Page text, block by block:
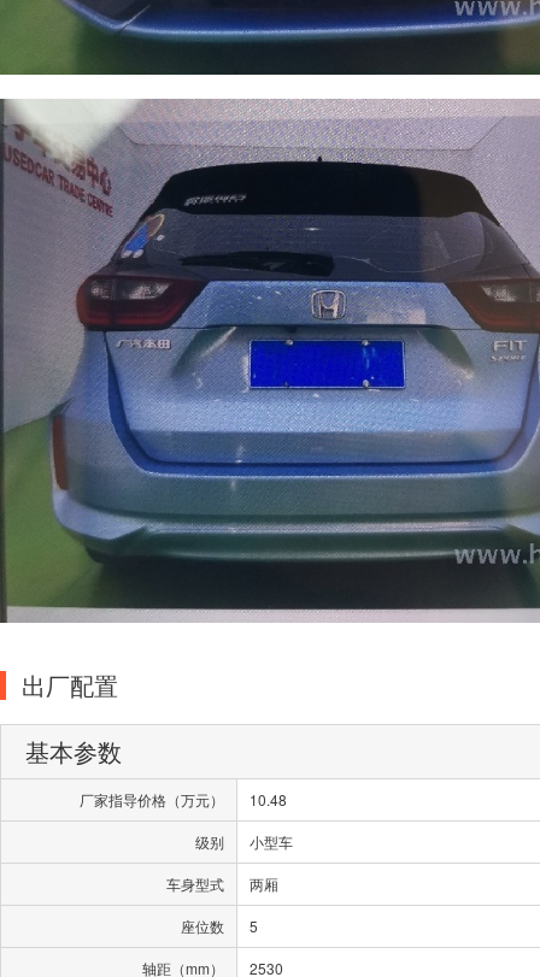
出厂配置
基本参数
厂家指导价格（万元） 10.48
级别 小型车
车身型式 两厢
座位数 5
轴距（mm） 2530